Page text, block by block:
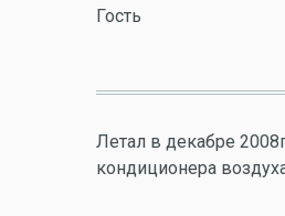
Гость
Летал в декабре
кондиционера